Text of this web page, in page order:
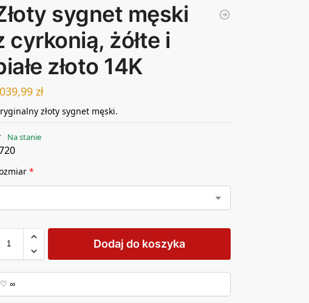
sygnet męski
cyrkonią, żółte i
złoto 14K
zł
złoty sygnet męski.
Na stanie
*
Dodaj do koszyka